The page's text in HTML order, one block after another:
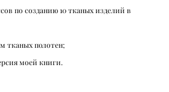
по созданию 10 тканых изделий в
тканых полотен;
моей книги.